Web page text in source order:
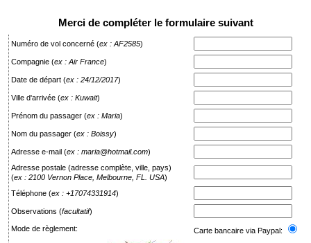
Merci de compléter le formulaire suivant
Numéro de vol concerné (ex : AF2585)
Compagnie (ex : Air France)
Date de départ (ex : 24/12/2017)
Ville d'arrivée (ex : Kuwait)
Prénom du passager (ex : Maria)
Nom du passager (ex : Boissy)
Adresse e-mail (ex : maria@hotmail.com)
Adresse postale (adresse complète, ville, pays)
(ex : 2100 Vernon Place, Melbourne, FL. USA)
Téléphone (ex : +17074331914)
Observations (facultatif)
Mode de règlement: Carte bancaire via Paypal: